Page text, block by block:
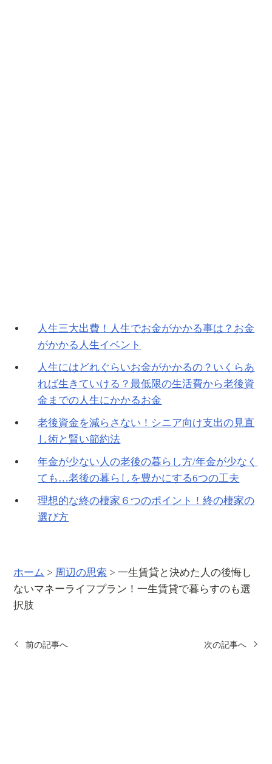
人生三大出費！人生でお金がかかる事は？お金
がかかる人生イベント
人生にはどれぐらいお金がかかるの？いくらあ
れば生きていける？最低限の生活費から老後資
金までの人生にかかるお金
老後資金を減らさない！シニア向け支出の見直
し術と賢い節約法
年金が少ない人の老後の暮らし方/年金が少なく
ても…老後の暮らしを豊かにする6つの工夫
理想的な終の棲家６つのポイント！終の棲家の
選び方
ホーム > 周辺の思索 >一生賃貸と決めた人の後悔し
ないマネーライフプラン！一生賃貸で暮らすのも選
択肢
前の記事へ 次の記事へ